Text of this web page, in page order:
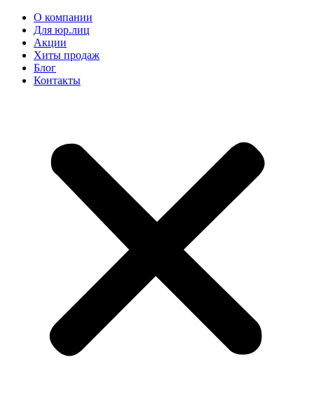
О компании
Для юр.лиц
Акции
Хиты продаж
Блог
Контакты